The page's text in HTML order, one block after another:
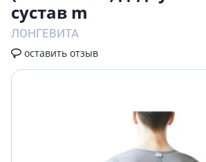
сустав m
ЛОНГЕВИТА
оставить отзыв